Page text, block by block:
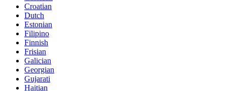
Croatian
Dutch
Estonian
Filipino
Finnish
Frisian
Galician
Georgian
Gujarati
Haitian